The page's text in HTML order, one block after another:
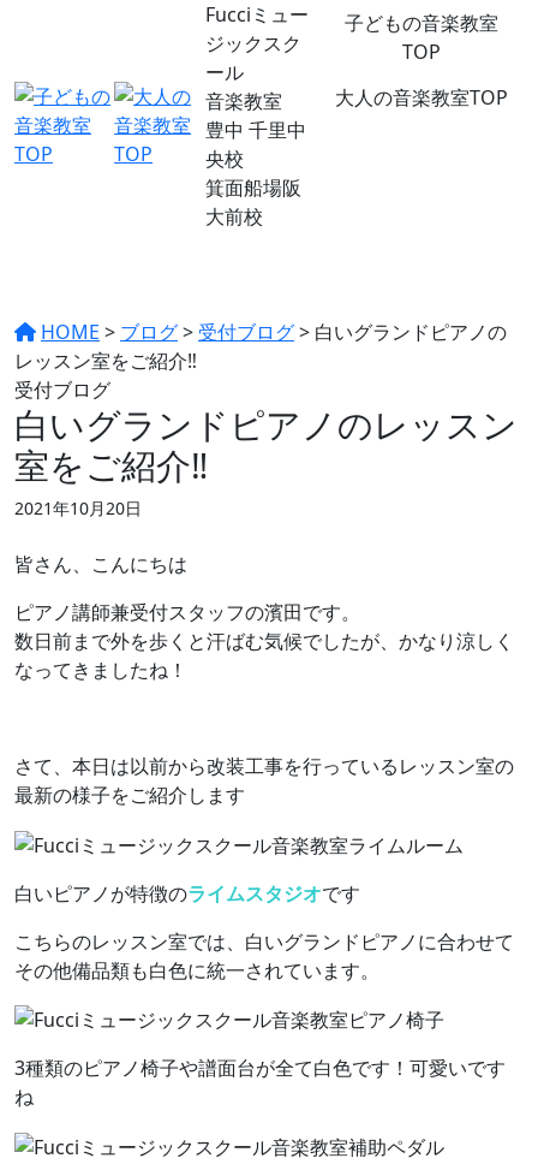
Fucciミュー
ジックスク
ール
音楽教室
豊中 千里中
央校
箕面船場阪
大前校
子どもの音楽教室
TOP
大人の音楽教室TOP
HOME > ブログ> 受付ブログ> 白いグランドピアノの
レッスン室をご紹介‼
受付ブログ
白いグランドピアノのレッスン
室をご紹介‼
2021年10月20日
皆さん、こんにちは
ピアノ講師兼受付スタッフの濱田です。
数日前まで外を歩くと汗ばむ気候でしたが、かなり涼しく
なってきましたね！
さて、本日は以前から改装工事を行っているレッスン室の
最新の様子をご紹介します
白いピアノが特徴のライムスタジオです
こちらのレッスン室では、白いグランドピアノに合わせて
その他備品類も白色に統一されています。
3種類のピアノ椅子や譜面台が全て白色です！可愛いです
ね